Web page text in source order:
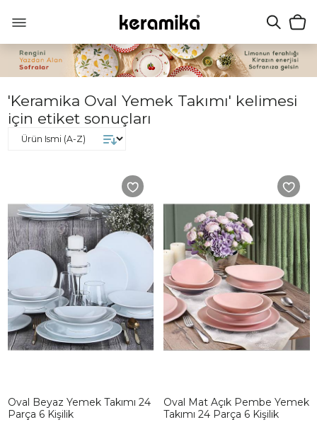
'Keramika Oval Yemek Takımı' kelimesi
için etiket sonuçları
Oval Beyaz Yemek Takımı 24
Parça 6 Kişilik
Oval Mat Açık Pembe Yemek
Takımı 24 Parça 6 Kişilik